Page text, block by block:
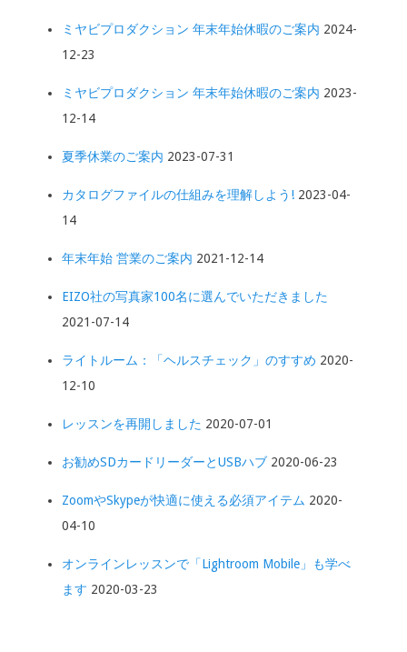
ミヤビプロダクション 年末年始休暇のご案内 2024-
12-23
ミヤビプロダクション 年末年始休暇のご案内 2023-
12-14
夏季休業のご案内 2023-07-31
カタログファイルの仕組みを理解しよう! 2023-04-
14
年末年始 営業のご案内 2021-12-14
EIZO社の写真家100名に選んでいただきました
2021-07-14
ライトルーム：「ヘルスチェック」のすすめ 2020-
12-10
レッスンを再開しました 2020-07-01
お勧めSDカードリーダーとUSBハブ 2020-06-23
ZoomやSkypeが快適に使える必須アイテム 2020-
04-10
オンラインレッスンで「Lightroom Mobile」も学べ
ます 2020-03-23